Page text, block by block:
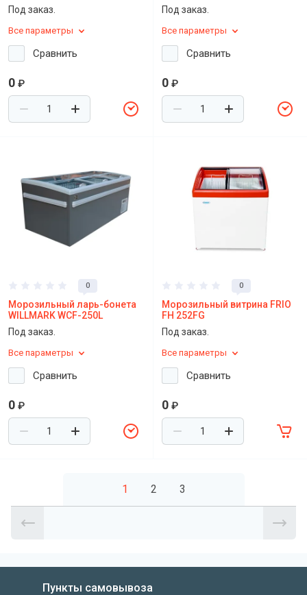
Под заказ.
Все параметры
Сравнить
0 ₽
Под заказ.
Все параметры
Сравнить
0 ₽
0
Морозильный ларь-бонета
WILLMARK WCF-250L
Под заказ.
Все параметры
Сравнить
0 ₽
0
Морозильный витрина FRIO
FH 252FG
Под заказ.
Все параметры
Сравнить
0 ₽
1 2 3
Пункты самовывоза